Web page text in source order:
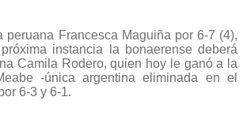
peruana Francesca Maguiña por 6-7 (4),
instancia la bonaerense deberá
Camila Rodero, quien hoy le ganó a la
-única argentina eliminada en el
6-3 y 6-1.